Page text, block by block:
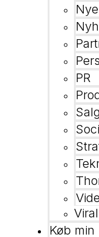
PR
Salg
Køb min